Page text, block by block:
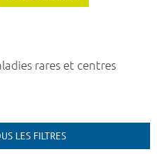
rares et centres
LES FILTRES